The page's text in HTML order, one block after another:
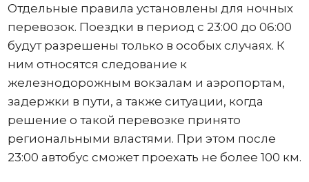
Отдельные правила установлены для ночных
перевозок. Поездки в период с 23:00 до 06:00
будут разрешены только в особых случаях. К
ним относятся следование к
железнодорожным вокзалам и аэропортам,
задержки в пути, а также ситуации, когда
решение о такой перевозке принято
региональными властями. При этом после
23:00 автобус сможет проехать не более 100 км.